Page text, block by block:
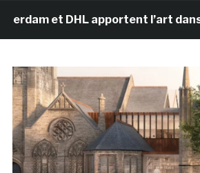
et DHL apportent l’art dans les